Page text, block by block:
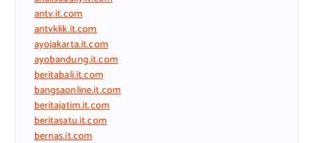
antv.it.com
antvklik.it.com
ayojakarta.it.com
ayobandung.it.com
beritabali.it.com
bangsaonline.it.com
beritajatim.it.com
beritasatu.it.com
bernas.it.com